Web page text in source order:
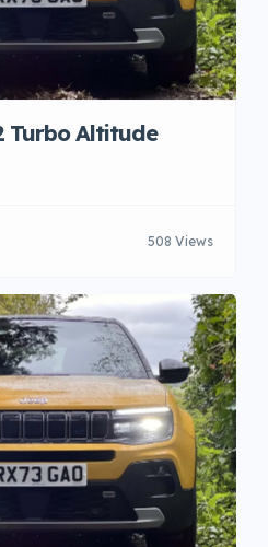
Turbo Altitude
508 Views